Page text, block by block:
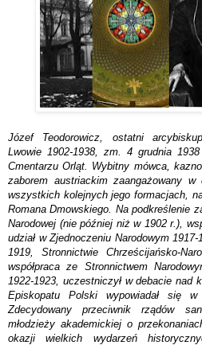
Józef Teodorowicz, ostatni
Lwowie 1902-1938, zm. 4 grudnia
Cmentarzu Orląt. Wybitny mówca,
zaborem austriackim zaangażowany w
wszystkich kolejnych jego formacjach,
Romana Dmowskiego. Na podkreślenie
Narodowej (nie później niż w 1902 r.),
udział w Zjednoczeniu Narodowym
1919, Stronnictwie Chrześcijańsko-
współpraca ze Stronnictwem
1922-1923, uczestniczył w debacie nad
Episkopatu Polski wypowiadał się
Zdecydowany przeciwnik rządów
młodzieży akademickiej o
okazji wielkich wydarzeń